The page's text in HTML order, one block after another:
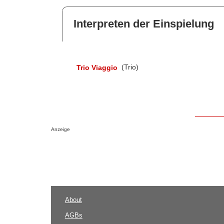
Interpreten der Einspielung
Trio Viaggio (Trio)
Anzeige
About
AGBs